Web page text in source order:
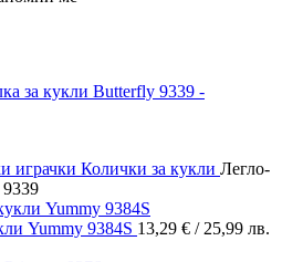
играчки Колички за кукли Легло-
Yummy 9384S 13,29 € / 25,99 лв.